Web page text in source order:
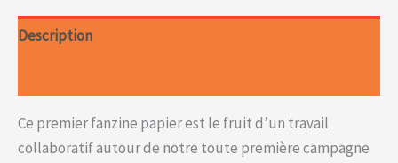
Description
Ce premier fanzine papier est le fruit d’un travail
collaboratif autour de notre toute première campagne